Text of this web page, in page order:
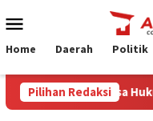
ke
Mobile
Home Daerah Politik
Pilihan Redaksi
Eksepsi Kuasa Hukum